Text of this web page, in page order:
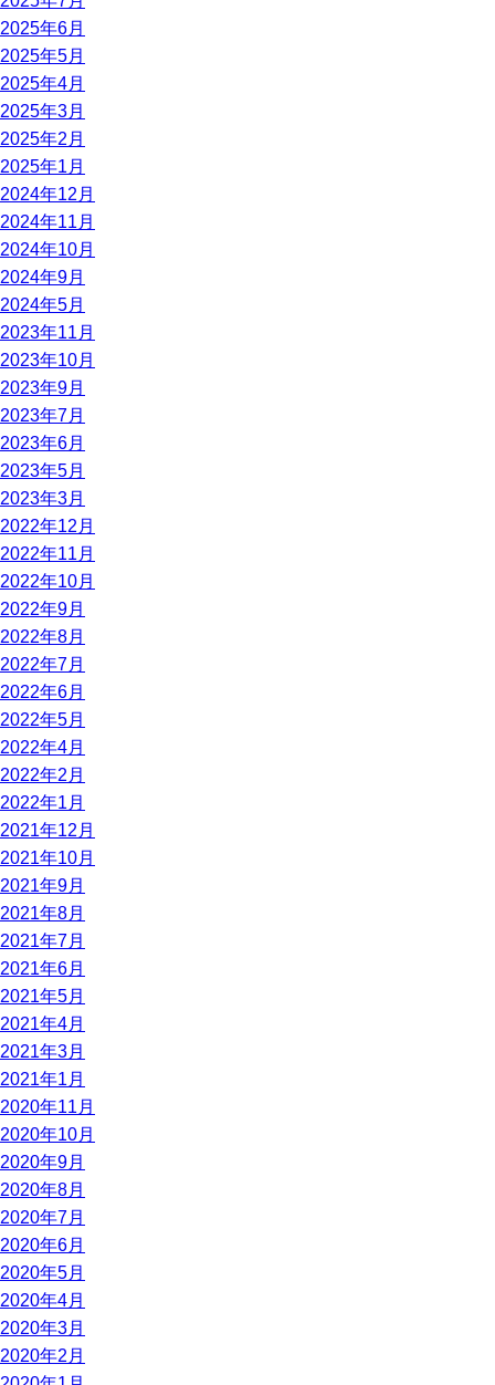
2025年6月
2025年5月
2025年4月
2025年3月
2025年2月
2025年1月
2024年12月
2024年11月
2024年10月
2024年9月
2024年5月
2023年11月
2023年10月
2023年9月
2023年7月
2023年6月
2023年5月
2023年3月
2022年12月
2022年11月
2022年10月
2022年9月
2022年8月
2022年7月
2022年6月
2022年5月
2022年4月
2022年2月
2022年1月
2021年12月
2021年10月
2021年9月
2021年8月
2021年7月
2021年6月
2021年5月
2021年4月
2021年3月
2021年1月
2020年11月
2020年10月
2020年9月
2020年8月
2020年7月
2020年6月
2020年5月
2020年4月
2020年3月
2020年2月